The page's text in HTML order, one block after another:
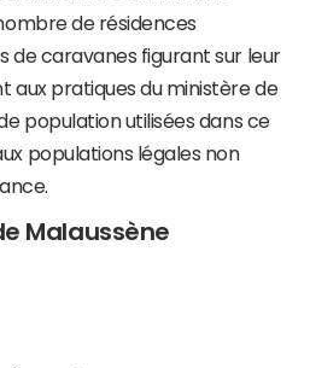
de résidences
de caravanes figurant sur leur
aux pratiques du ministère de
population utilisées dans ce
populations légales non
Malaussène